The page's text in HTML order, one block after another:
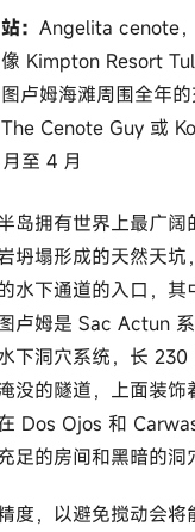
： Angelita cenote
Kimpton Resort
卢姆海滩周围全年
The Cenote Guy 或
月至 4 月
岛拥有世界上最广阔
坍塌形成的天然天坑
水下通道的入口，其
卢姆是 Sac Actun
下洞穴系统，长 230
没的隧道，上面装饰
Dos Ojos 和
足的房间和黑暗的洞
度，以避免搅动会将